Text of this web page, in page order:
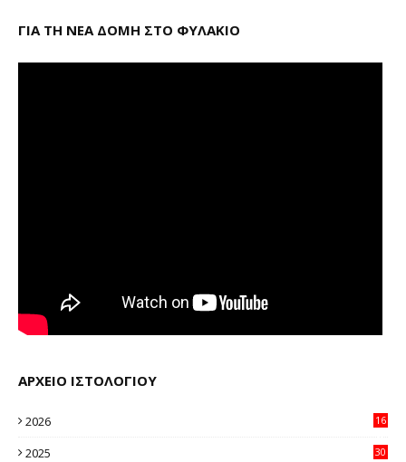
ΓΙΑ ΤΗ ΝΕΑ ΔΟΜΗ ΣΤΟ ΦΥΛΑΚΙΟ
ΑΡΧΕΙΟ ΙΣΤΟΛΟΓΙΟΥ
2026
16
2025
30